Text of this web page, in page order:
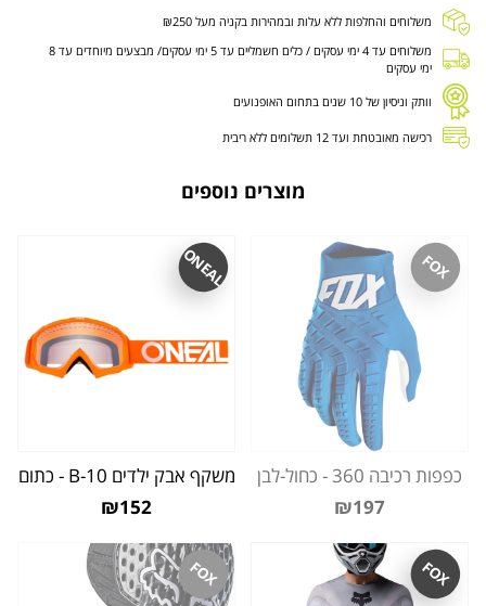
משלוחים והחלפות ללא עלות ובמהירות בקניה מעל ₪250
משלוחים עד 4 ימי עסקים / כלים חשמליים עד 5 ימי עסקים/ מבצעים מיוחדים עד 8
ימי עסקים
וותק וניסיון של 10 שנים בתחום האופנועים
רכישה מאובטחת ועד 12 תשלומים ללא ריבית
מוצרים נוספים
FOX
כפפות רכיבה 360 - כחול-לבן
₪197
ONEAL
משקף אבק ילדים B-10 - כתום
₪152
FOX
FOX